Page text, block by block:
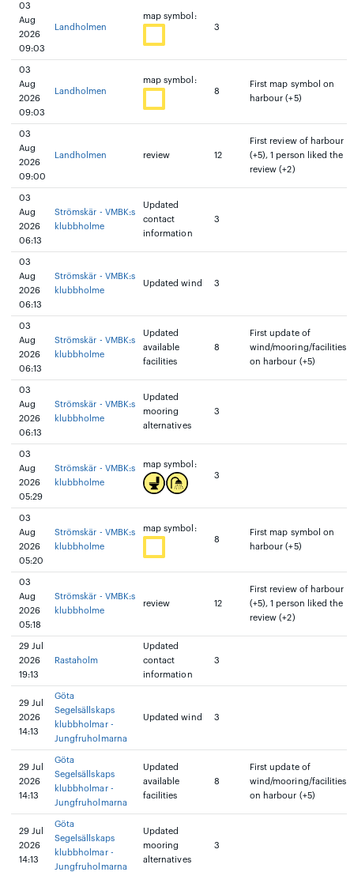
03
Aug
2026
09:03
Landholmen
map symbol:
3
03
Aug
2026
09:03
Landholmen
map symbol:
8
First map symbol on
harbour (+5)
03
Aug
2026
09:00
Landholmen review 12
First review of harbour
(+5), 1 person liked the
review (+2)
03
Aug
2026
06:13
Strömskär - VMBK:s
klubbholme
Updated
contact
information
3
03
Aug
2026
06:13
Strömskär - VMBK:s
klubbholme
Updated wind 3
03
Aug
2026
06:13
Strömskär - VMBK:s
klubbholme
Updated
available
facilities
8
First update of
wind/mooring/facilities
on harbour (+5)
03
Aug
2026
06:13
Strömskär - VMBK:s
klubbholme
Updated
mooring
alternatives
3
03
Aug
2026
05:29
Strömskär - VMBK:s
klubbholme
map symbol:
3
03
Aug
2026
05:20
Strömskär - VMBK:s
klubbholme
map symbol:
8
First map symbol on
harbour (+5)
03
Aug
2026
05:18
Strömskär - VMBK:s
klubbholme
review 12
First review of harbour
(+5), 1 person liked the
review (+2)
29 Jul
2026
19:13
Rastaholm
Updated
contact
information
3
29 Jul
2026
14:13
Göta
Segelsällskaps
klubbholmar -
Jungfruholmarna
Updated wind 3
29 Jul
2026
14:13
Göta
Segelsällskaps
klubbholmar -
Jungfruholmarna
Updated
available
facilities
8
First update of
wind/mooring/facilities
on harbour (+5)
29 Jul
2026
14:13
Göta
Segelsällskaps
klubbholmar -
Jungfruholmarna
Updated
mooring
alternatives
3